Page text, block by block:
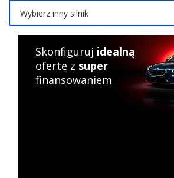
Wybierz inny silnik
Skonfiguruj idealną
ofertę z super
finansowaniem